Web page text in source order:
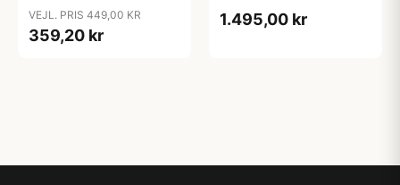
VEJL. PRIS 449,00 KR
359,20 kr
1.495,00 kr